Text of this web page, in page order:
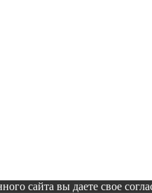
сайта вы даете свое